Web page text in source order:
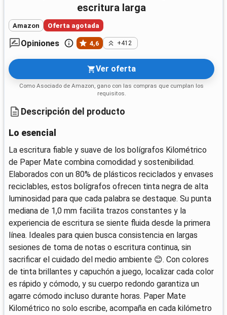
escritura larga
Amazon Oferta agotada
Opiniones 4,6 +412
Ver oferta
Como Asociado de Amazon, gano con las compras que cumplan los
requisitos.
Descripción del producto
Lo esencial
La escritura fiable y suave de los bolígrafos Kilométrico
de Paper Mate combina comodidad y sostenibilidad.
Elaborados con un 80% de plásticos reciclados y envases
reciclables, estos bolígrafos ofrecen tinta negra de alta
luminosidad para que cada palabra se destaque. Su punta
mediana de 1,0 mm facilita trazos constantes y la
experiencia de escritura se siente fluida desde la primera
línea. Ideales para quien busca consistencia en largas
sesiones de toma de notas o escritura continua, sin
sacrificar el cuidado del medio ambiente 😊. Con colores
de tinta brillantes y capuchón a juego, localizar cada color
es rápido y cómodo, y su cuerpo redondo garantiza un
agarre cómodo incluso durante horas. Paper Mate
Kilométrico no solo escribe, acompaña en cada kilómetro